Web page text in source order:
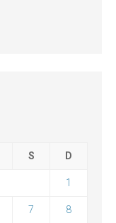
S D
1
7 8